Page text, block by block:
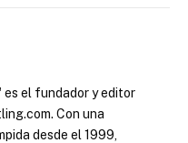
es el fundador y editor
Con una
desde el 1999,